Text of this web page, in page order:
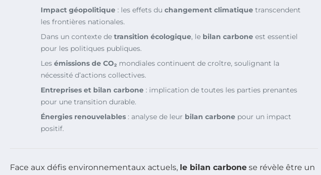
Impact géopolitique : les effets du changement climatique transcendent
les frontières nationales.
Dans un contexte de transition écologique, le bilan carbone est essentiel
pour les politiques publiques.
Les émissions de CO₂ mondiales continuent de croître, soulignant la
nécessité d’actions collectives.
Entreprises et bilan carbone : implication de toutes les parties prenantes
pour une transition durable.
Énergies renouvelables : analyse de leur bilan carbone pour un impact
positif.
Face aux défis environnementaux actuels, le bilan carbone se révèle être un